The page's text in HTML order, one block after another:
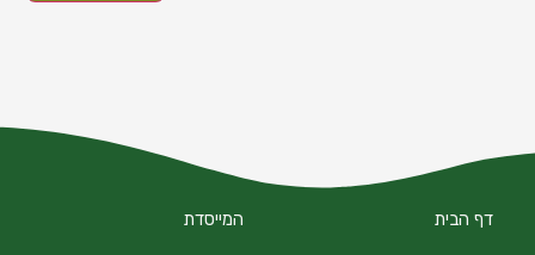
דף הבית המייסדת